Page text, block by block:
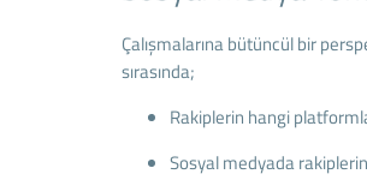
Çalışmalarına bütüncül bir
sırasında;
Rakiplerin hangi
Sosyal medyada